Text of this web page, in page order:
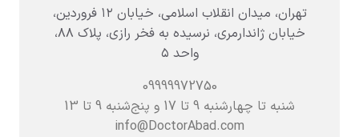
تهران، میدان انقلاب اسلامی، خیابان ۱۲ فروردین،
خیابان ژاندارمری، نرسیده به فخر رازی، پلاک ۸۸،
واحد ۵
09999972750
شنبه تا چهارشنبه 9 تا 17 و پنج‌شنبه‌ 9 تا 13
info@DoctorAbad.com